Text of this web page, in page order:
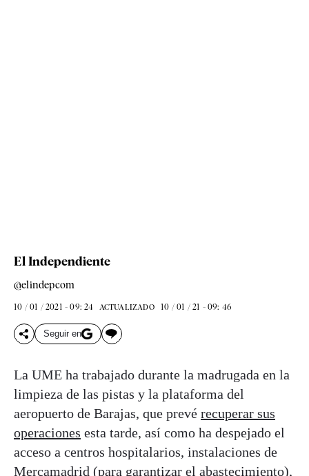
El Independiente
@elindepcom
10 / 01 / 2021 - 09: 24 ACTUALIZADO 10 / 01 / 21 - 09: 46
Seguir en
La UME ha trabajado durante la madrugada en la
limpieza de las pistas y la plataforma del
aeropuerto de Barajas, que prevé recuperar sus
operaciones esta tarde, así como ha despejado el
acceso a centros hospitalarios, instalaciones de
Mercamadrid (para garantizar el abastecimiento),